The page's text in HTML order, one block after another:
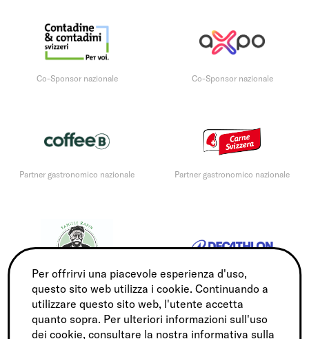
Co-Sponsor nazionale Co-Sponsor nazionale
Partner gastronomico nazionale Partner gastronomico nazionale
Sponsor gastronomico nazionale Sports Partner
Per offrirvi una piacevole esperienza d'uso,
questo sito web utilizza i cookie. Continuando a
utilizzare questo sito web, l'utente accetta
quanto sopra. Per ulteriori informazioni sull'uso
dei cookie, consultare la nostra informativa sulla